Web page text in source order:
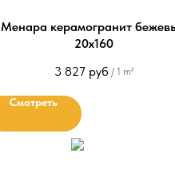
Менара керамогранит
20x160
3 827 руб / 1 m²
Смотреть